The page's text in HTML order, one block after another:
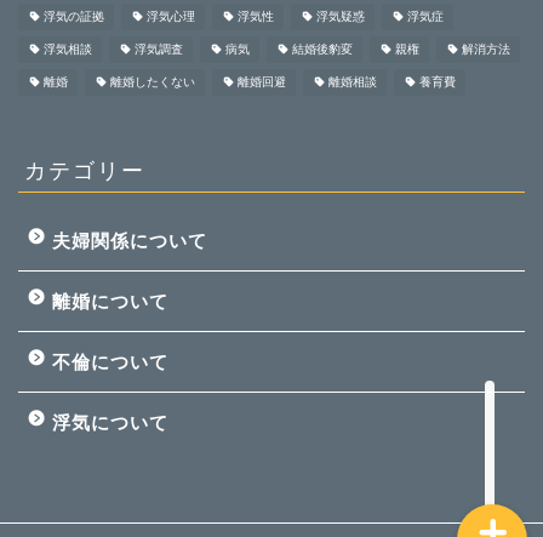
浮気の証拠 浮気心理 浮気性 浮気疑惑 浮気症
浮気相談 浮気調査 病気 結婚後豹変 親権 解消方法
離婚 離婚したくない 離婚回避 離婚相談 養育費
カテゴリー
夫婦関係について
離婚について
不倫について
浮気について